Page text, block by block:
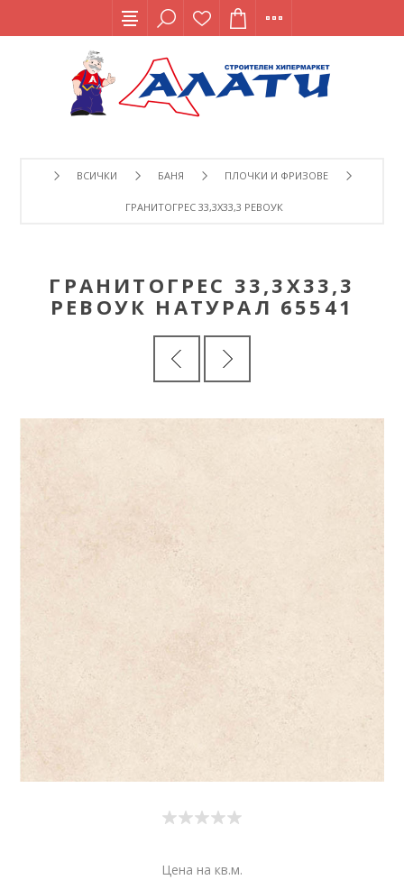
ВСИЧКИ БАНЯ ПЛОЧКИ И ФРИЗОВЕ
ГРАНИТОГРЕС 33,3Х33,3 РЕВОУК НАТУРАЛ 65541
ГРАНИТОГРЕС 33,3Х33,3
РЕВОУК НАТУРАЛ 65541
Цена на кв.м.